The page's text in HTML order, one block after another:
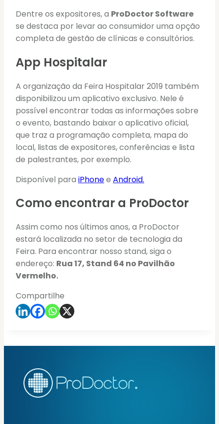
Dentre os expositores, a ProDoctor Software
se destaca por levar ao consumidor uma opção
completa de gestão de clínicas e consultórios.
App Hospitalar
A organização da Feira Hospitalar 2019 também
disponibilizou um aplicativo exclusivo. Nele é
possível encontrar todas as informações sobre
o evento, bastando baixar o aplicativo oficial,
que traz a programação completa, mapa do
local, listas de expositores, conferências e lista
de palestrantes, por exemplo.
Disponível para iPhonee Android.
Como encontrar a ProDoctor
Assim como nos últimos anos, a ProDoctor
estará localizada no setor de tecnologia da
Feira. Para encontrar nosso stand, siga o
endereço: Rua 17, Stand 64 no Pavilhão
Vermelho.
Compartilhe